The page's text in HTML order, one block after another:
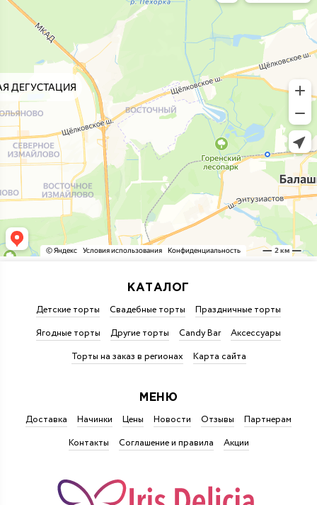
КАТАЛОГ
Детские торты Свадебные торты
Праздничные торты
Ягодные торты
Другие торты Candy Bar
Аксессуары
Торты на заказ в регионах
Карта сайта
МЕНЮ
Доставка Начинки Цены Новости Отзывы
Партнерам
Контакты
Соглашение и правила Акции